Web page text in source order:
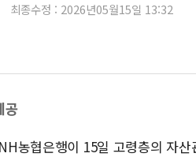
최종수정 : 2026년05월15일 13:32
공
농협은행이 15일 고령층의 자